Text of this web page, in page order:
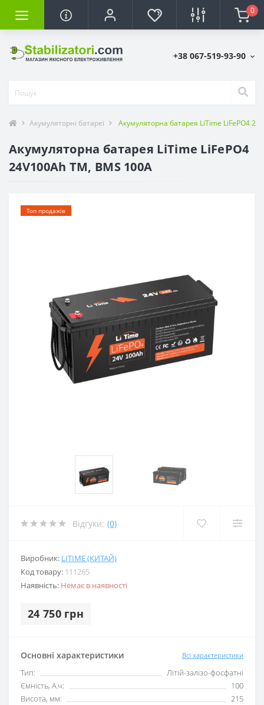
0
+38 067-519-93-90
Акумуляторні батареї Акумуляторна батарея LiTime LiFePO4
Акумуляторна батарея LiTime LiFePO4
24V100Ah TM, BMS 100A
Топ продажів
Відгуки: (0)
Виробник: LITIME (КИТАЙ)
Код товару: 111265
Наявність: Немає в наявності
24 750 грн
Основні характеристики Всі характеристики
Тип:
Літій-залізо-фосфатні
Ємність, А.ч:
100
Висота, мм:
215